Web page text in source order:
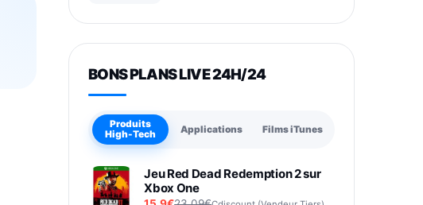
BONS PLANS LIVE 24H/24
Produits
High-Tech
Applications Films iTunes
Jeu Red Dead Redemption 2 sur
Xbox One